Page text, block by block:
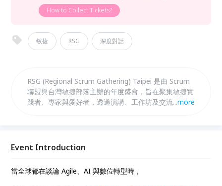
How to Collect Tickets?
敏捷 RSG 深度對話
RSG (Regional Scrum Gathering) Taipei 是由 Scrum
聯盟與台灣敏捷部落主辦的年度盛會，旨在聚集敏捷實
踐者、專家與愛好者，透過演講、工作坊及交流分享最
...more
Event Introduction
當全球都在談論 Agile、AI 與數位轉型時，